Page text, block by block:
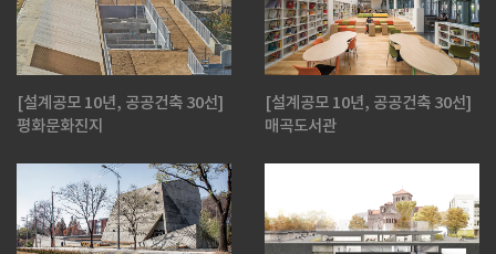
[설계공모 10년, 공공건축 30선]
평화문화진지
[설계공모 10년, 공공건축 30선]
매곡도서관